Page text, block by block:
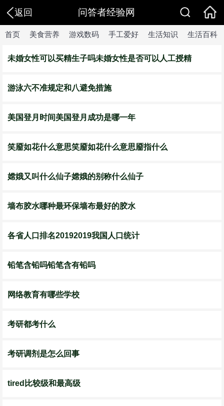
返回 问答者经验网
首页 美食营养 游戏数码 手工爱好 生活知识 生活百科
​未婚女性可以买精生子吗未婚女性是否可以人工授精
游泳六不准规定和八避免措施
美国登月时间美国登月成功是哪一年
笑靥如花什么意思笑靥如花什么意思靥指什么
嫦娥又叫什么仙子嫦娥的别称什么仙子
墙布胶水哪种最环保墙布最好的胶水
各省人口排名20192019我国人口统计
铅笔含铅吗铅笔含有铅吗
网络教育有哪些学校
考研都考什么
考研调剂是怎么回事
tired比较级和最高级